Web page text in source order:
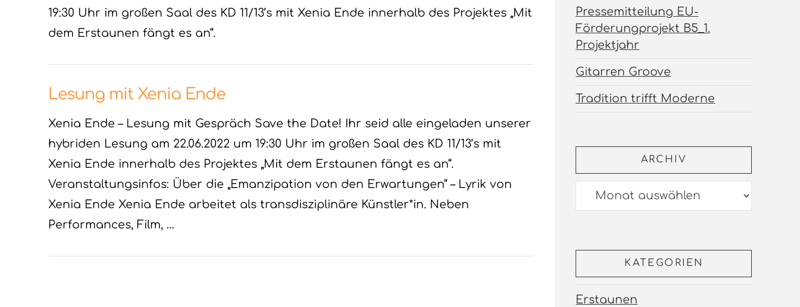
19:30 Uhr im großen Saal des KD 11/13’s mit Xenia Ende innerhalb des Projektes „Mit
dem Erstaunen fängt es an“.
Lesung mit Xenia Ende
Xenia Ende – Lesung mit Gespräch Save the Date! Ihr seid alle eingeladen unserer
hybriden Lesung am 22.06.2022 um 19:30 Uhr im großen Saal des KD 11/13’s mit
Xenia Ende innerhalb des Projektes „Mit dem Erstaunen fängt es an“.
Veranstaltungsinfos: Über die „Emanzipation von den Erwartungen“ – Lyrik von
Xenia Ende Xenia Ende arbeitet als transdisziplinäre Künstler*in. Neben
Performances, Film, …
Pressemitteilung EU-
Förderungprojekt B5_1.
Projektjahr
Gitarren Groove
Tradition trifft Moderne
ARCHIV
Archiv
KATEGORIEN
Erstaunen